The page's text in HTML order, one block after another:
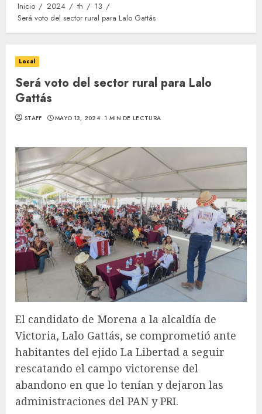
Inicio 2024 th
13
Será voto del sector rural para Lalo Gattás
Local
Será voto del sector rural para Lalo
Gattás
STAFF MAYO 13, 2024 1 MIN DE LECTURA
El candidato de Morena a la alcaldía de
Victoria, Lalo Gattás, se comprometió ante
habitantes del ejido La Libertad a seguir
rescatando el campo victorense del
abandono en que lo tenían y dejaron las
administraciones del PAN y PRI.